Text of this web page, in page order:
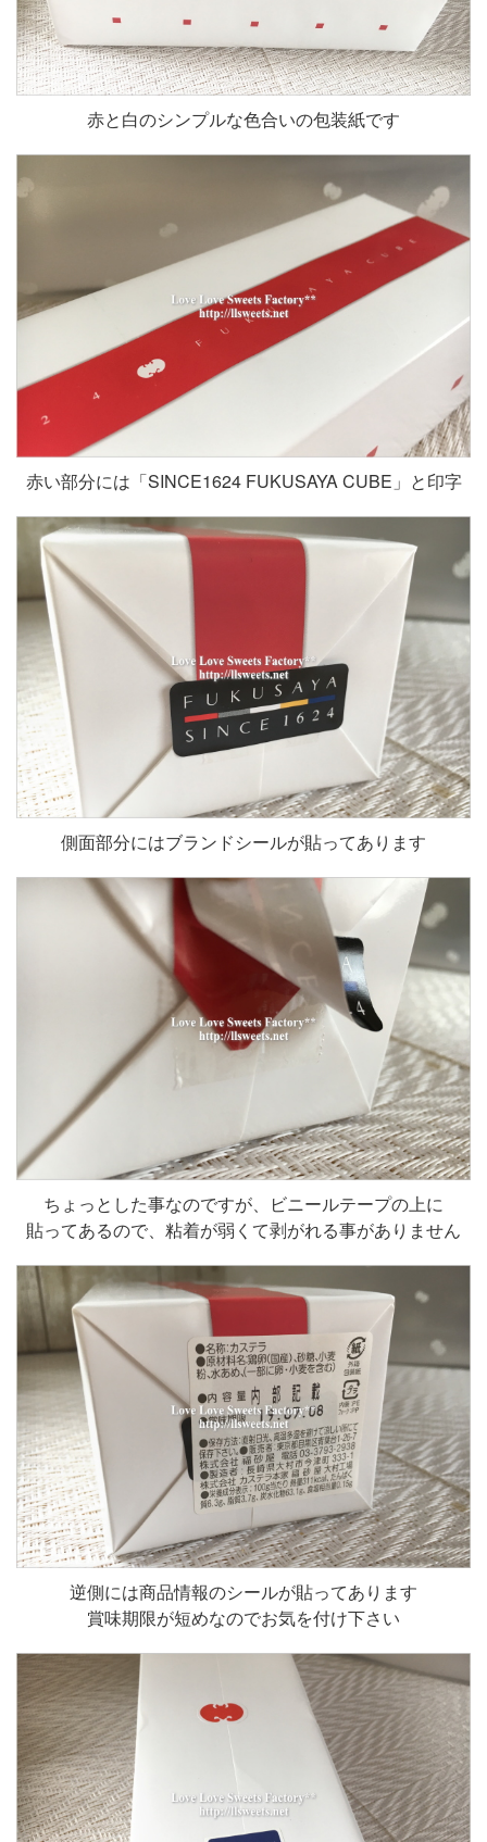
赤と白のシンプルな色合いの包装紙です
赤い部分には「SINCE1624 FUKUSAYA CUBE」と印字
側面部分にはブランドシールが貼ってあります
ちょっとした事なのですが、ビニールテープの上に
貼ってあるので、粘着が弱くて剥がれる事がありません
逆側には商品情報のシールが貼ってあります
賞味期限が短めなのでお気を付け下さい